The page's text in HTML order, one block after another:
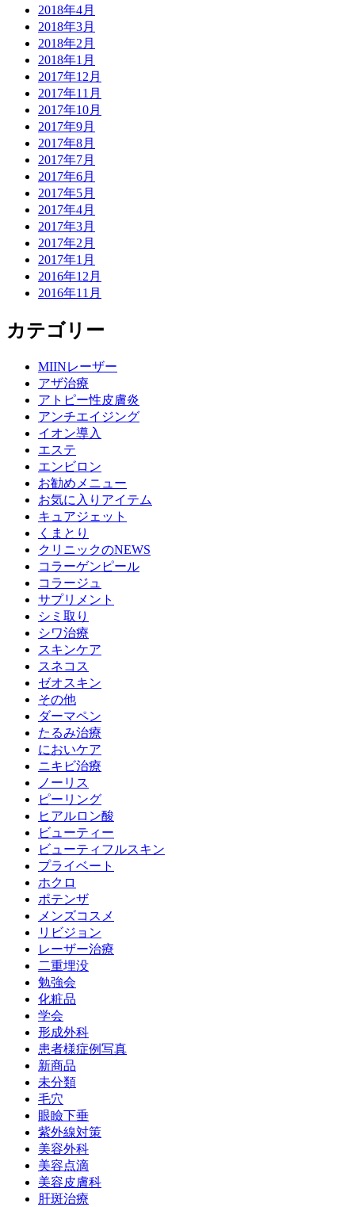
2018年4月
2018年3月
2018年2月
2018年1月
2017年12月
2017年11月
2017年10月
2017年9月
2017年8月
2017年7月
2017年6月
2017年5月
2017年4月
2017年3月
2017年2月
2017年1月
2016年12月
2016年11月
カテゴリー
MIINレーザー
アザ治療
アトピー性皮膚炎
アンチエイジング
イオン導入
エステ
エンビロン
お勧めメニュー
お気に入りアイテム
キュアジェット
くまとり
クリニックのNEWS
コラーゲンピール
コラージュ
サプリメント
シミ取り
シワ治療
スキンケア
スネコス
ゼオスキン
その他
ダーマペン
たるみ治療
においケア
ニキビ治療
ノーリス
ピーリング
ヒアルロン酸
ビューティー
ビューティフルスキン
プライベート
ホクロ
ポテンザ
メンズコスメ
リビジョン
レーザー治療
二重埋没
勉強会
化粧品
学会
形成外科
患者様症例写真
新商品
未分類
毛穴
眼瞼下垂
紫外線対策
美容外科
美容点滴
美容皮膚科
肝斑治療